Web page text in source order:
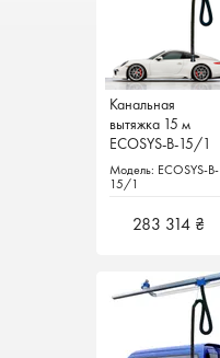
Канальная
вытяжка 15 м
ECOSYS-B-15/1
Модель: ECOSYS-B-
15/1
283 314 ₴
Канальная
вытяжка 15 м
ECOSYS-B-15/1
Модель: ECOSYS-B-
15/1
283 314 ₴